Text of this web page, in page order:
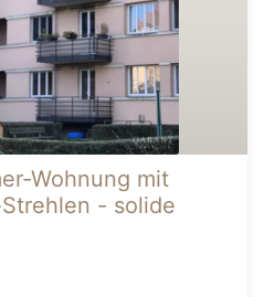
Wohnung mit
- solide